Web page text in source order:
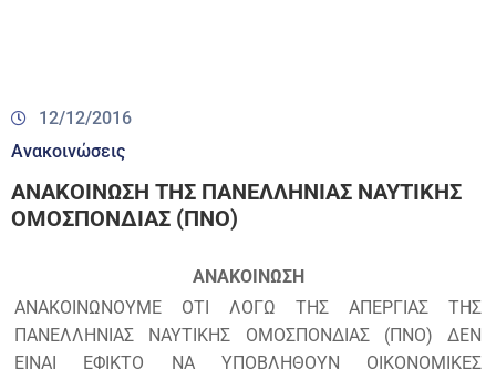
12/12/2016
Ανακοινώσεις
ΑΝΑΚΟΙΝΩΣΗ ΤΗΣ ΠΑΝΕΛΛΗΝΙΑΣ ΝΑΥΤΙΚΗΣ
ΟΜΟΣΠΟΝΔΙΑΣ (ΠΝΟ)
ΑΝΑΚΟΙΝΩΣΗ
ΑΝΑΚΟΙΝΩΝΟΥΜΕ ΟΤΙ ΛΟΓΩ ΤΗΣ ΑΠΕΡΓΙΑΣ ΤΗΣ
ΠΑΝΕΛΛΗΝΙΑΣ ΝΑΥΤΙΚΗΣ ΟΜΟΣΠΟΝΔΙΑΣ (ΠΝΟ) ΔΕΝ
ΕΙΝΑΙ ΕΦΙΚΤΟ ΝΑ ΥΠΟΒΛΗΘΟΥΝ ΟΙΚΟΝΟΜΙΚΕΣ